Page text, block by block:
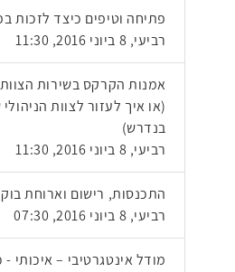
פתיחה וטיפים כיצד לזכות
רביעי, 8 ביוני 2016, 11:30
אמנות הקרקס בשירות
(או איך לעזור לצוות
בנדרש)
רביעי, 8 ביוני 2016, 11:30
התכנסות, רישום וארוחת
רביעי, 8 ביוני 2016, 07:30
מודל אינטגרטיבי – איכותי -